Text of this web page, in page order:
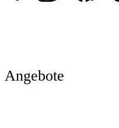
Angebote